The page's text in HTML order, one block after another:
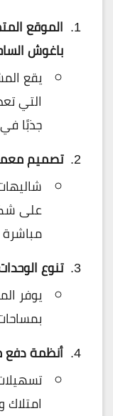
الموقع
باغوش
يقع
التي
جذبًا
تصميم
على
تنوع
يوفر
أنظمة دفع